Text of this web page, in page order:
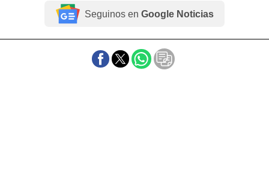
Seguinos en Google Noticias